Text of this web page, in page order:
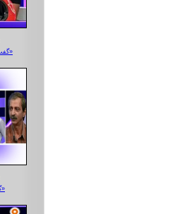
گفت‌وگو درباره «دوچرخه‌سواری کوهستان»
گفت‌وگو با قهرمانان «دوی کوهستان»